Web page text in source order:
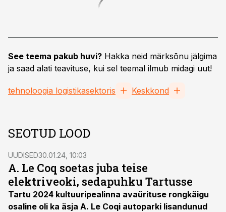
See teema pakub huvi? Hakka neid märksõnu jälgima
ja saad alati teavituse, kui sel teemal ilmub midagi uut!
tehnoloogia logistikasektoris Keskkond
SEOTUD LOOD
UUDISED30.01.24, 10:03
A. Le Coq soetas juba teise
elektriveoki, sedapuhku Tartusse
Tartu 2024 kultuuripealinna avaürituse rongkäigu
osaline oli ka äsja A. Le Coqi autoparki lisandunud